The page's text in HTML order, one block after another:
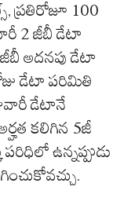
100
2 జీబీ డేటా
అదనపు డేటా
డేటా పరిమితి
డేటానే
కలిగిన 5జీ
ఉన్నప్పుడు